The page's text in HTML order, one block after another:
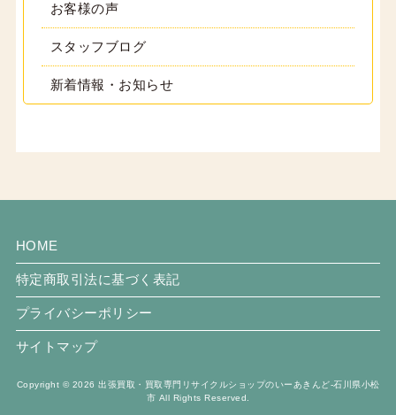
お客様の声
スタッフブログ
新着情報・お知らせ
HOME
特定商取引法に基づく表記
プライバシーポリシー
サイトマップ
Copyright © 2026 出張買取・買取専門リサイクルショップのいーあきんど-石川県小松
市 All Rights Reserved.